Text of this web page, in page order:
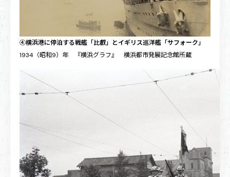
④横浜港に停泊する戦艦「比叡」とイギリス巡洋艦「サフォーク」
1934（昭和9）年 『横浜グラフ』 横浜都市発展記念館所蔵